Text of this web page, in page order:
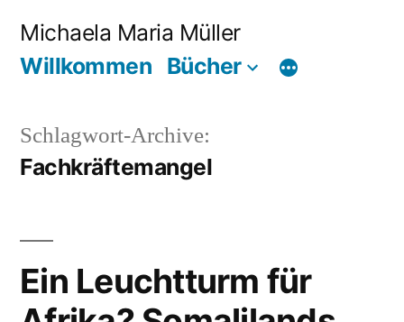
Inhalt
Michaela Maria Müller
Willkommen Bücher
Schlagwort-Archive:
Fachkräftemangel
Ein Leuchtturm für